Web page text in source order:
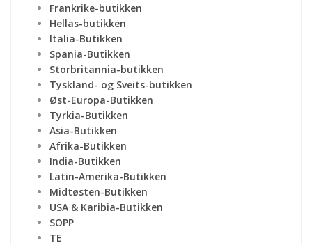
Frankrike-butikken
Hellas-butikken
Italia-Butikken
Spania-Butikken
Storbritannia-butikken
Tyskland- og Sveits-butikken
Øst-Europa-Butikken
Tyrkia-Butikken
Asia-Butikken
Afrika-Butikken
India-Butikken
Latin-Amerika-Butikken
Midtøsten-Butikken
USA & Karibia-Butikken
SOPP
TE